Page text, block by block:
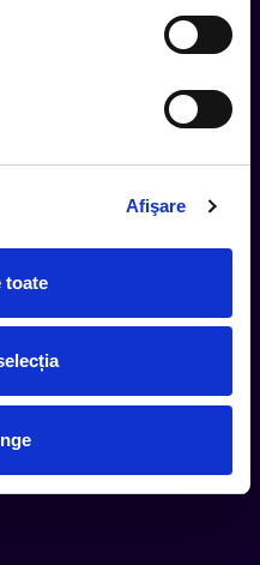
Afişare
toate